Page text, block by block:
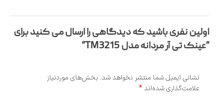
اولین نفری باشید که دیدگاهی را ارسال می کنید برای
“عینک تی آر مردانه مدل TM3215”
نشانی ایمیل شما منتشر نخواهد شد. بخش‌های موردنیاز
علامت‌گذاری شده‌اند*